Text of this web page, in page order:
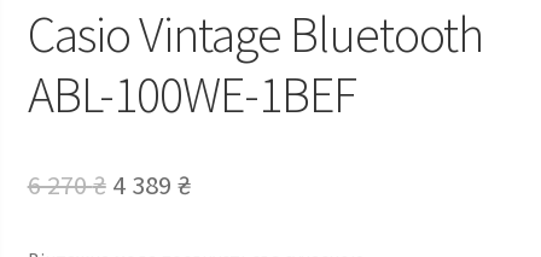
Casio Vintage Bluetooth
ABL-100WE-1BEF
6 270₴ Оригінальна
4 389 ₴Поточна